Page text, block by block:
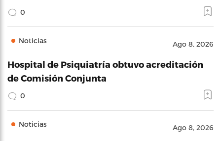
0
Noticias Ago 8, 2026
Hospital de Psiquiatría obtuvo acreditación
de Comisión Conjunta
0
Noticias Ago 8, 2026